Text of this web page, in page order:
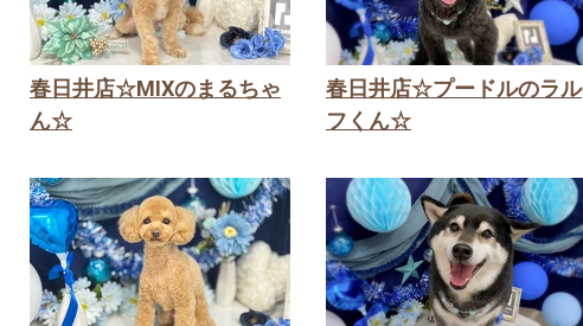
春日井店☆MIXのまるちゃ
ん☆
春日井店☆プードルのラル
フくん☆